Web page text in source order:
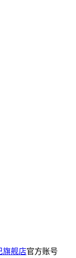
旗舰店官方账号